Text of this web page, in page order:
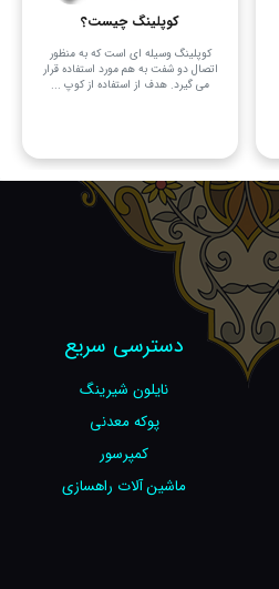
کوپلینگ چیست؟
کوپلینگ وسیله ای است که به منظور
اتصال دو شفت به هم مورد استفاده قرار
می گیرد. هدف از استفاده از کوپ ...
دسترسی سریع
نایلون شیرینگ
پوکه معدنی
کمپرسور
ماشین آلات راهسازی